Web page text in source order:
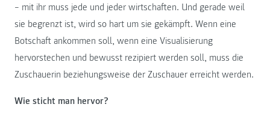
– mit ihr muss jede und jeder wirtschaften. Und gerade weil
sie begrenzt ist, wird so hart um sie gekämpft. Wenn eine
Botschaft ankommen soll, wenn eine Visualisierung
hervorstechen und bewusst rezipiert werden soll, muss die
Zuschauerin beziehungsweise der Zuschauer erreicht werden.
Wie sticht man hervor?